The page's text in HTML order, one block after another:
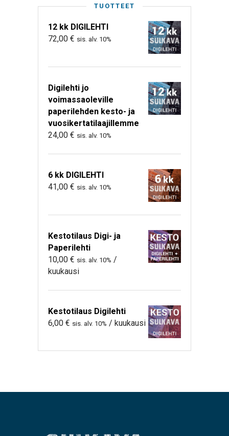
TUOTTEET
12 kk DIGILEHTI
72,00 € sis. alv. 10%
Digilehti jo
voimassaoleville
paperilehden kesto- ja
vuosikertatilaajillemme
24,00 € sis. alv. 10%
6 kk DIGILEHTI
41,00 € sis. alv. 10%
Kestotilaus Digi- ja
Paperilehti
10,00 € sis. alv. 10% /
kuukausi
Kestotilaus Digilehti
6,00 € sis. alv. 10% / kuukausi